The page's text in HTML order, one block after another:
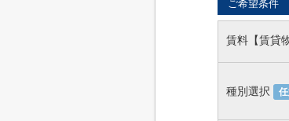
ご希望条件
賃料【賃貸
種別選択